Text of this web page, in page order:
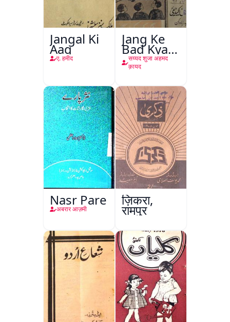
Jangal Ki
Aag
ए. हमीद
Jang Ke
Bad Kya
Hoga
सय्यद शुजा अहमद
क़ायद
Nasr Pare
अबरार आज़मी
ज़िकरा,
रामपुर